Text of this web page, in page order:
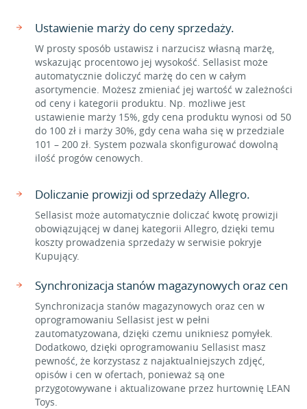
Ustawienie marży do ceny sprzedaży.
W prosty sposób ustawisz i narzucisz własną marżę,
wskazując procentowo jej wysokość. Sellasist może
automatycznie doliczyć marżę do cen w całym
asortymencie. Możesz zmieniać jej wartość w zależności
od ceny i kategorii produktu. Np. możliwe jest
ustawienie marży 15%, gdy cena produktu wynosi od 50
do 100 zł i marży 30%, gdy cena waha się w przedziale
101 – 200 zł. System pozwala skonfigurować dowolną
ilość progów cenowych.
Doliczanie prowizji od sprzedaży Allegro.
Sellasist może automatycznie doliczać kwotę prowizji
obowiązującej w danej kategorii Allegro, dzięki temu
koszty prowadzenia sprzedaży w serwisie pokryje
Kupujący.
Synchronizacja stanów magazynowych oraz cen
Synchronizacja stanów magazynowych oraz cen w
oprogramowaniu Sellasist jest w pełni
zautomatyzowana, dzięki czemu unikniesz pomyłek.
Dodatkowo, dzięki oprogramowaniu Sellasist masz
pewność, że korzystasz z najaktualniejszych zdjęć,
opisów i cen w ofertach, ponieważ są one
przygotowywane i aktualizowane przez hurtownię LEAN
Toys.